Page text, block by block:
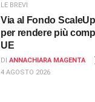
LE BREVI
Via al Fondo
per rendere più
UE
DI ANNACHIARA MAGENTA
4 AGOSTO 2026